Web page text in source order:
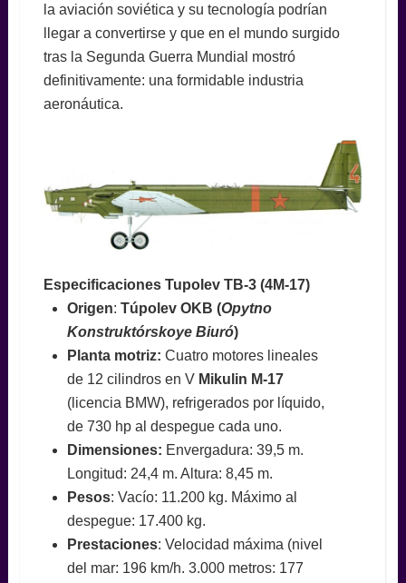
la aviación soviética y su tecnología podrían
llegar a convertirse y que en el mundo surgido
tras la Segunda Guerra Mundial mostró
definitivamente: una formidable industria
aeronáutica.
Especificaciones Tupolev TB-3 (4M-17)
Origen: Túpolev OKB (Opytno
Konstruktórskoye Biuró)
Planta motriz: Cuatro motores lineales
de 12 cilindros en V Mikulin M-17
(licencia BMW), refrigerados por líquido,
de 730 hp al despegue cada uno.
Dimensiones: Envergadura: 39,5 m.
Longitud: 24,4 m. Altura: 8,45 m.
Pesos: Vacío: 11.200 kg. Máximo al
despegue: 17.400 kg.
Prestaciones: Velocidad máxima (nivel
del mar: 196 km/h. 3.000 metros: 177